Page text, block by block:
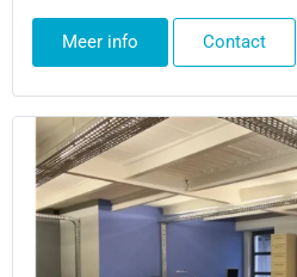
Meer info Contact